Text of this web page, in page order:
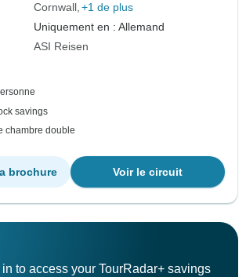
Cornwall +1 de plus
Uniquement en : Allemand
ASI Reisen
savings
chambre double
Voir le circuit
brochure
to access your TourRadar+ savings